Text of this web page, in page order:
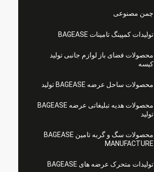
چمن مصنوعی
تولیدات کمپینگ تامینات BAGEASE
محصولات فضای باز لوازم جانبی تولید
کیسه
محصولات ساحل عرضه BAGEASE تولید
محصولات هدیه تبلیغاتی عرضه BAGEASE
تولید
محصولات سگ و گربه تامین BAGEASE
MANUFACTURE
تولیدات متحرک عرضه های BAGEASE